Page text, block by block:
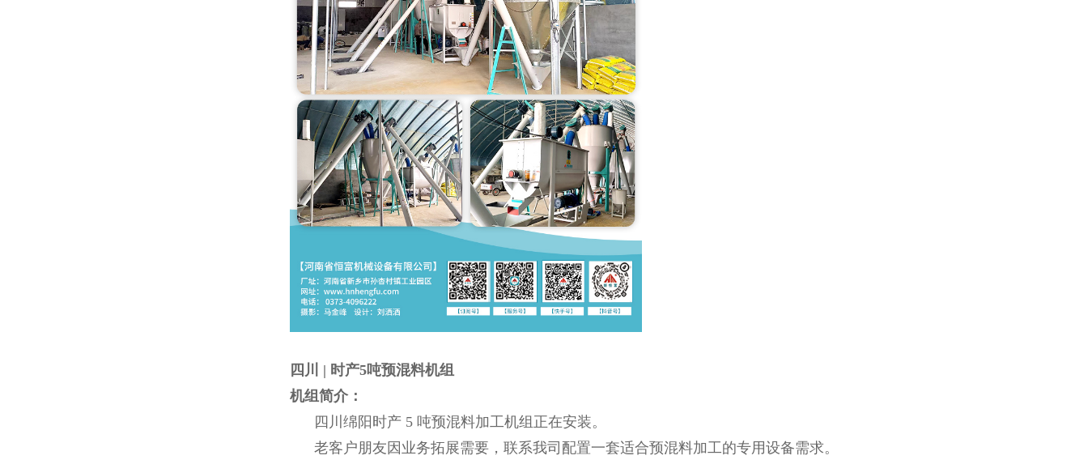
四川 | 时产5吨预混料机组
机组简介：
四川绵阳时产 5 吨预混料加工机组正在安装。
老客户朋友因业务拓展需要，联系我司配置一套适合预混料加工的专用设备需求。